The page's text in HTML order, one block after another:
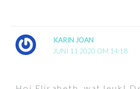
KARIN JOAN
JUNI 11 2020 OM 14:18